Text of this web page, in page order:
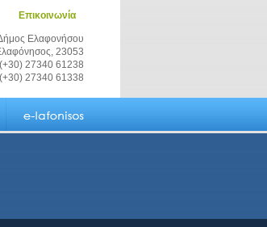
Επικοινωνία
Ελαφονήσου
23053
27340 61238
27340 61338